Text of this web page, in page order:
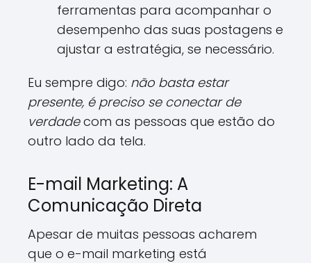
ferramentas para acompanhar o
desempenho das suas postagens e
ajustar a estratégia, se necessário.
Eu sempre digo: não basta estar
presente, é preciso se conectar de
verdadecom as pessoas que estão do
outro lado da tela.
E-mail Marketing: A
Comunicação Direta
Apesar de muitas pessoas acharem
que o e-mail marketing está